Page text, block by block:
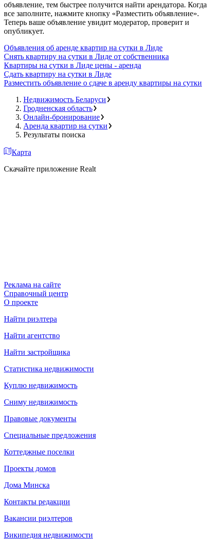
объявление, тем быстрее получится найти арендатора. Когда
все заполните, нажмите кнопку «Разместить объявление».
Теперь ваше объявление увидит модератор, проверит и
опубликует.
Объявления об аренде квартир на сутки в Лиде
Снять квартиру на сутки в Лиде от собственника
Квартиры на сутки в Лиде цены - аренда
Сдать квартиру на сутки в Лиде
Разместить объявление о сдаче в аренду квартиры на сутки
Недвижимость Беларуси
Гродненская область
Онлайн-бронирование
Аренда квартир на сутки
Результаты поиска
Карта
Скачайте приложение Realt
Реклама на сайте
Справочный центр
О проекте
Найти риэлтера
Найти агентство
Найти застройщика
Статистика недвижимости
Куплю недвижимость
Сниму недвижимость
Правовые документы
Специальные предложения
Коттеджные поселки
Проекты домов
Дома Минска
Контакты редакции
Вакансии риэлтеров
Википедия недвижимости